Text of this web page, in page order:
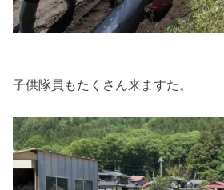
子供隊員もたくさん来ますた。